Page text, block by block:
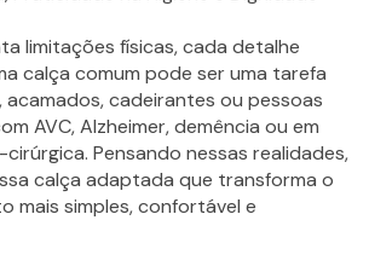
limitações físicas, cada detalhe
calça comum pode ser uma tarefa
acamados, cadeirantes ou pessoas
AVC, Alzheimer, demência ou em
Pensando nessas realidades,
calça adaptada que transforma o
mais simples, confortável e